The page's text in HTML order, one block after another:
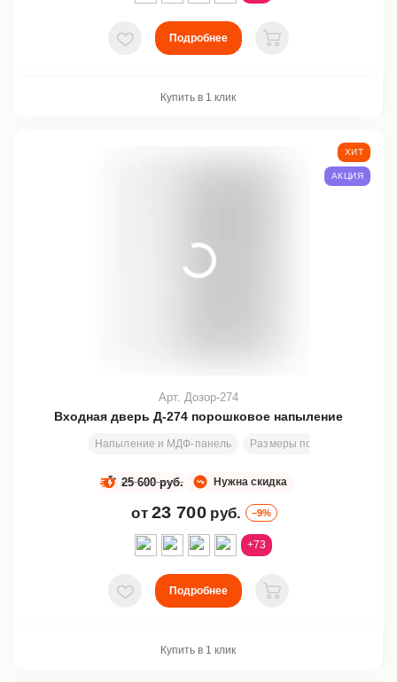
В избранное
Подробнее
В корзину
Купить в 1 клик
Входная дверь Д-274 порошковое напыление
Напыление и МДФ-панель Размеры под заказ
Арт. Дозор-274
Нужна скидка
25 600 руб.
от 23 700 руб. –9%
ХИТ
АКЦИЯ
+73
В избранное
Подробнее
В корзину
Купить в 1 клик